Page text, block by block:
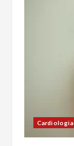
Cardiologia